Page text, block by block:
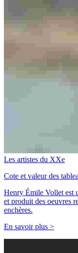
Les artistes du XXe
Cote et valeur des
Henry Émile Vollet est
et produit des oeuvres
enchères.
En savoir plus >